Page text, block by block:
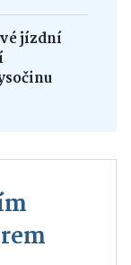
jízdní